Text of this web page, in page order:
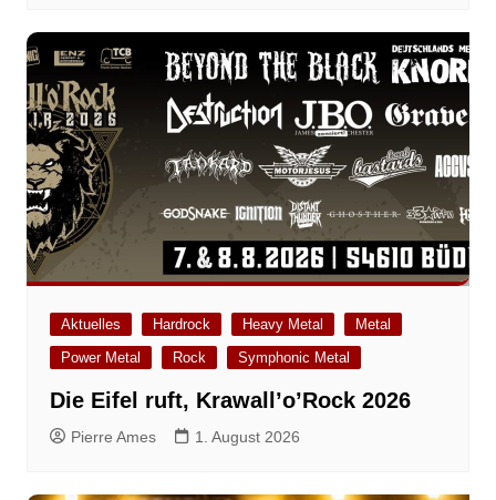
Aktuelles Hardrock Heavy Metal
Metal
Power Metal
Rock Symphonic Metal
Die Eifel ruft, Krawall’o’Rock 2026
Pierre Ames 1. August 2026